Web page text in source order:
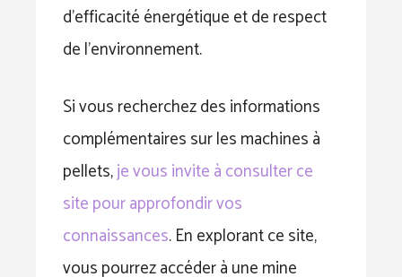
d’efficacité énergétique et de respect
de l’environnement.
Si vous recherchez des informations
complémentaires sur les machines à
pellets,je vous invite à consulter ce
site pour approfondir vos
connaissances. En explorant ce site,
vous pourrez accéder à une mine